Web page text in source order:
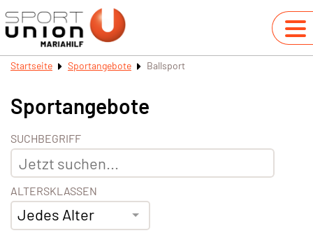
Startseite Sportangebote Ballsport
Sportangebote
SUCHBEGRIFF
ALTERSKLASSEN
Jedes Alter